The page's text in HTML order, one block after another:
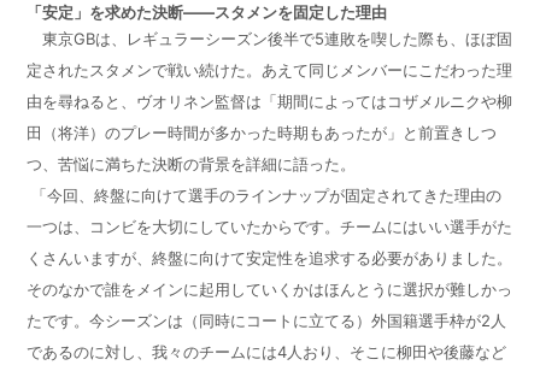
「安定」を求めた決断――スタメンを固定した理由
東京GBは、レギュラーシーズン後半で5連敗を喫した際も、ほぼ固
定されたスタメンで戦い続けた。あえて同じメンバーにこだわった理
由を尋ねると、ヴオリネン監督は「期間によってはコザメルニクや柳
田（将洋）のプレー時間が多かった時期もあったが」と前置きしつ
つ、苦悩に満ちた決断の背景を詳細に語った。
「今回、終盤に向けて選手のラインナップが固定されてきた理由の
一つは、コンビを大切にしていたからです。チームにはいい選手がた
くさんいますが、終盤に向けて安定性を追求する必要がありました。
そのなかで誰をメインに起用していくかはほんとうに選択が難しかっ
たです。今シーズンは（同時にコートに立てる）外国籍選手枠が2 人
であるのに対し、我々のチームには4人おり、そこに柳田や後藤など